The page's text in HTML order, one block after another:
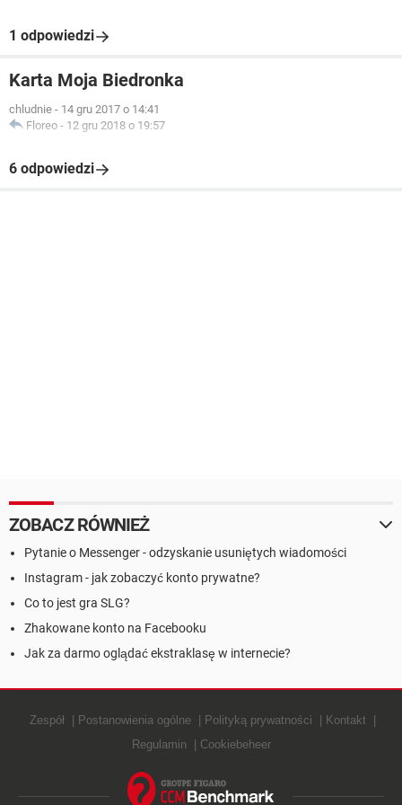
1 odpowiedzi
Karta Moja Biedronka
chludnie - 14 gru 2017 o 14:41
Floreo - 12 gru 2018 o 19:57
6 odpowiedzi
ZOBACZ RÓWNIEŻ
Pytanie o Messenger - odzyskanie usuniętych wiadomości
Instagram - jak zobaczyć konto prywatne?
Co to jest gra SLG?
Zhakowane konto na Facebooku
Jak za darmo oglądać ekstraklasę w internecie?
Zespół Postanowienia ogólne Polityką prywatności
Kontakt
Regulamin
Cookiebeheer